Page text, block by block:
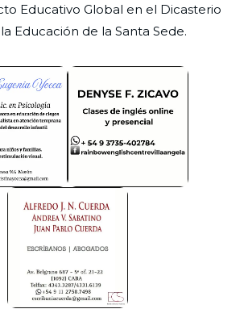
Educativo Global en el Dicasterio
Educación de la Santa Sede.